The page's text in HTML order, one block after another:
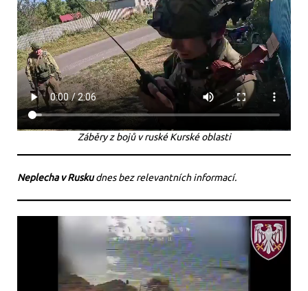
Záběry z bojů v ruské Kurské oblasti
Neplecha v Ruskudnes bez relevantních informací.